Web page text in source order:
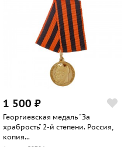
1 500 ₽
Георгиевская медаль "За
храбрость" 2-й степени. Россия,
копия...